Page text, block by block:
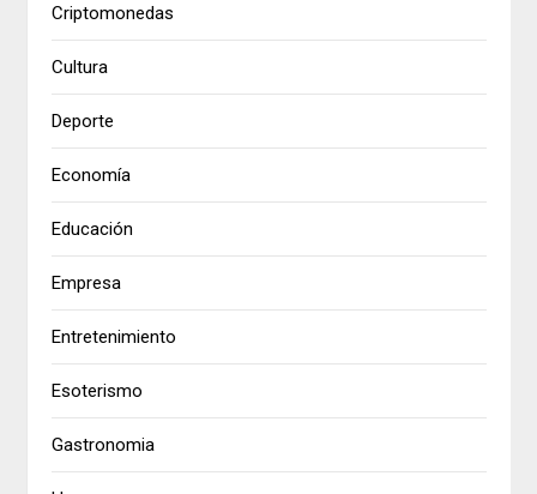
Criptomonedas
Cultura
Deporte
Economía
Educación
Empresa
Entretenimiento
Esoterismo
Gastronomia